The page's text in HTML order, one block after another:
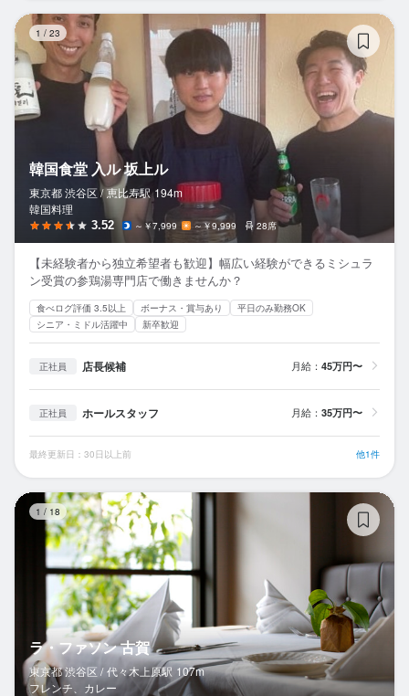
1 / 23
韓国食堂 入ル 坂上ル
東京都 渋谷区 / 恵比寿駅 194m
韓国料理
3.52 ～￥7,999 ～￥9,999 28席
【未経験者から独立希望者も歓迎】幅広い経験ができるミシュラ
ン受賞の参鶏湯専門店で働きませんか？
食べログ評価 3.5以上 ボーナス・賞与あり
平日のみ勤務OK
シニア・ミドル活躍中
新卒歓迎
正社員 店長候補 月給： 45万円〜
正社員 ホールスタッフ 月給： 35万円〜
最終更新日：30日以上前 他1件
1 / 18
ラ・ファソン 古賀
東京都 渋谷区 / 代々木上原駅 107m
フレンチ、カレー